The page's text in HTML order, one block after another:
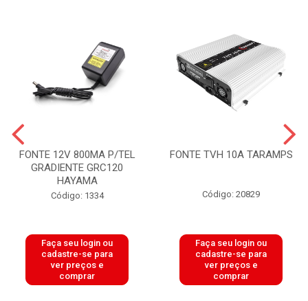
FONTE 12V 800MA P/TEL
GRADIENTE GRC120
HAYAMA
Código: 1334
Faça seu login ou
cadastre-se para
ver preços e
comprar
FONTE TVH 10A TARAMPS
Código: 20829
Faça seu login ou
cadastre-se para
ver preços e
comprar